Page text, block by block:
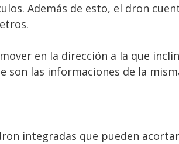
Además de esto, el dron
en la dirección a la que
son las informaciones de la
integradas que pueden